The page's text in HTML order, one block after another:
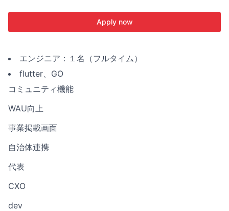
Apply now
エンジニア：１名（フルタイム）
flutter、GO
コミュニティ機能
WAU向上
事業掲載画面
自治体連携
代表
CXO
dev